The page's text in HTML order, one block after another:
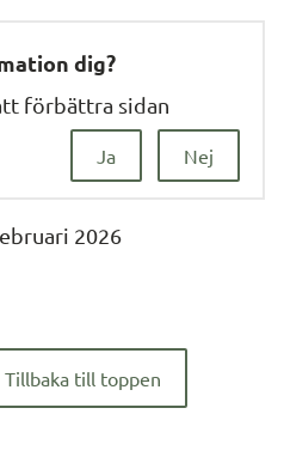
dig?
Nej
Ja
förbättra sidan
2026
Tillbaka till toppen